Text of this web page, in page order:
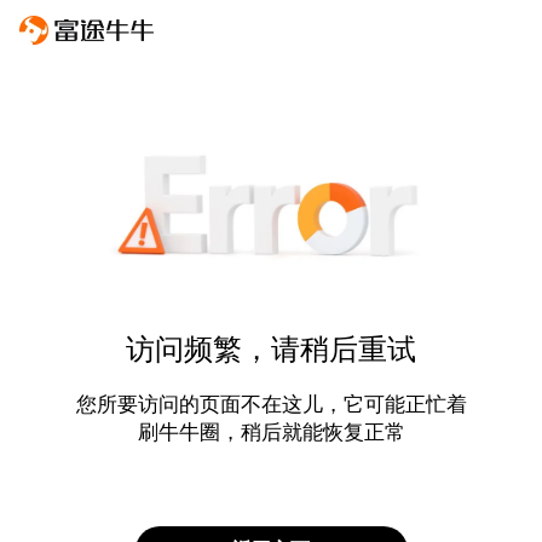
访问频繁，请稍后重试
您所要访问的页面不在这儿，它可能正忙着
刷牛牛圈，稍后就能恢复正常